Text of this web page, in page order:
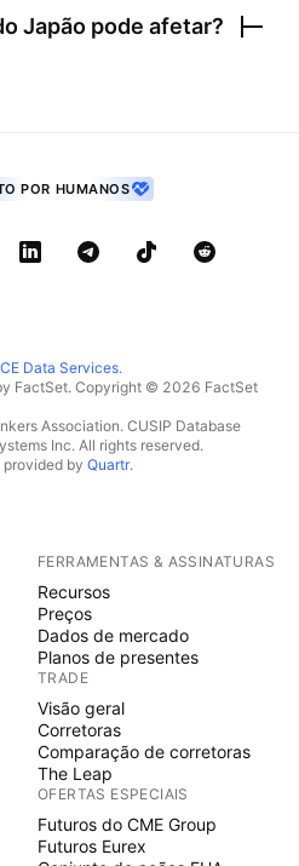
Japão pode afetar?
POR HUMANOS
Data Services.
FactSet. Copyright © 2026 FactSet
Association. CUSIP Database
Inc. All rights reserved.
provided by Quartr.
FERRAMENTAS & ASSINATURAS
Recursos
Preços
Dados de mercado
Planos de presentes
TRADE
Visão geral
Corretoras
Comparação de corretoras
The Leap
OFERTAS ESPECIAIS
Futuros do CME Group
Futuros Eurex